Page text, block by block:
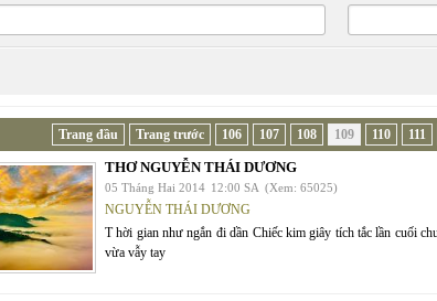
Trang đầu Trang trước 106 107 108 109 110 111
THƠ NGUYỄN THÁI DƯƠNG
05 Tháng Hai 2014 12:00 SA (Xem: 65025)
NGUYỄN THÁI DƯƠNG
T hời gian như ngắn đi dần Chiếc kim giây tích tắc lần cuối
vừa vẫy tay